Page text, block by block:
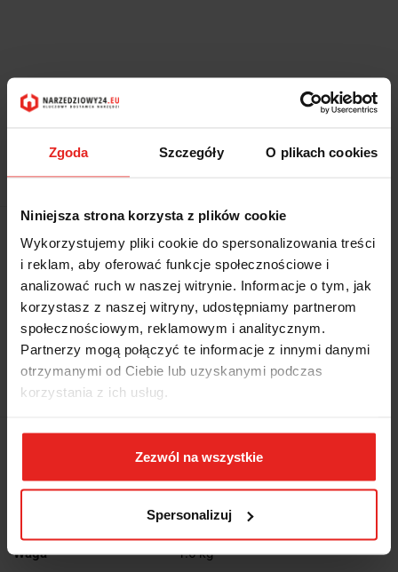
Zgoda Szczegóły O plikach cookies
Niniejsza strona korzysta z plików cookie
Wykorzystujemy pliki cookie do spersonalizowania treści
i reklam, aby oferować funkcje społecznościowe i
analizować ruch w naszej witrynie. Informacje o tym, jak
korzystasz z naszej witryny, udostępniamy partnerom
społecznościowym, reklamowym i analitycznym.
Partnerzy mogą połączyć te informacje z innymi danymi
otrzymanymi od Ciebie lub uzyskanymi podczas
korzystania z ich usług.
Zezwól na wszystkie
Spersonalizuj
1926.05
1926.05
szt.
Do koszyka
Do przechowalni
Cena przesyłki 0
Duża dostępność
Waga 1.6 kg